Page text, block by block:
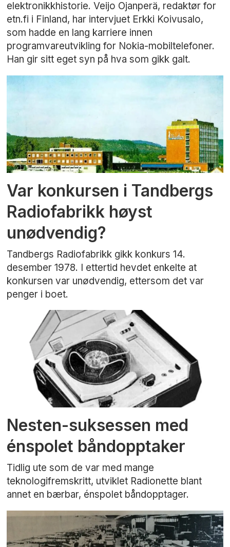
elektronikkhistorie. Veijo Ojanperä, redaktør for
etn.fi i Finland, har intervjuet Erkki Koivusalo,
som hadde en lang karriere innen
programvareutvikling for Nokia-mobiltelefoner.
Han gir sitt eget syn på hva som gikk galt.
Var konkursen i Tandbergs
Radiofabrikk høyst
unødvendig?
Tandbergs Radiofabrikk gikk konkurs 14.
desember 1978. I ettertid hevdet enkelte at
konkursen var unødvendig, ettersom det var
penger i boet.
Nesten-suksessen med
énspolet båndopptaker
Tidlig ute som de var med mange
teknologifremskritt, utviklet Radionette blant
annet en bærbar, énspolet båndopptager.